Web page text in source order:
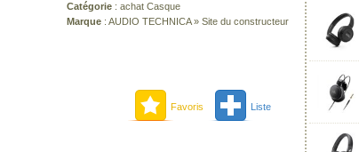
Catégorie : achat Casque
Marque : AUDIO TECHNICA» Site du constructeur
Favoris Liste